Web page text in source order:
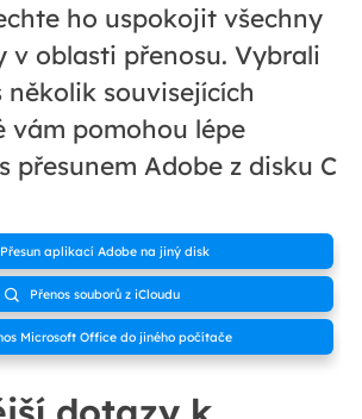
ho uspokojit všechny
v oblasti přenosu. Vybrali
několik souvisejících
vám pomohou lépe
přesunem Adobe z disku C
Přesun aplikací Adobe na jiný disk
 Přenos souborů z iCloudu
Microsoft Office do jiného počítače